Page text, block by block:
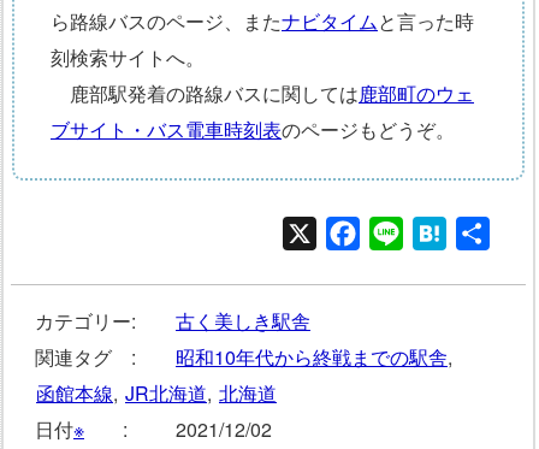
ら路線バスのページ、またナビタイムと言った時
刻検索サイトへ。
鹿部駅発着の路線バスに関しては鹿部町のウェ
ブサイト・バス電車時刻表のページもどうぞ。
Facebook
Line Hatena
カテゴリー:
古く美しき駅舎
関連タグ :
昭和10年代から終戦までの駅舎,
函館本線, JR北海道, 北海道
日付※ :
2021/12/02